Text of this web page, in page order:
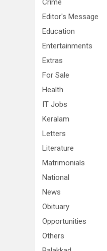
Crime
Editor's Message
Education
Entertainments
Extras
For Sale
Health
IT Jobs
Keralam
Letters
Literature
Matrimonials
National
News
Obituary
Opportunities
Others